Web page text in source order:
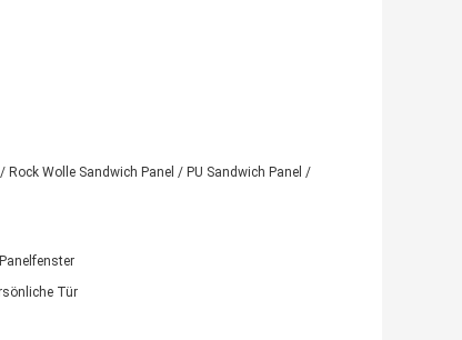
Rock Wolle Sandwich Panel / PU Sandwich Panel /
Tür